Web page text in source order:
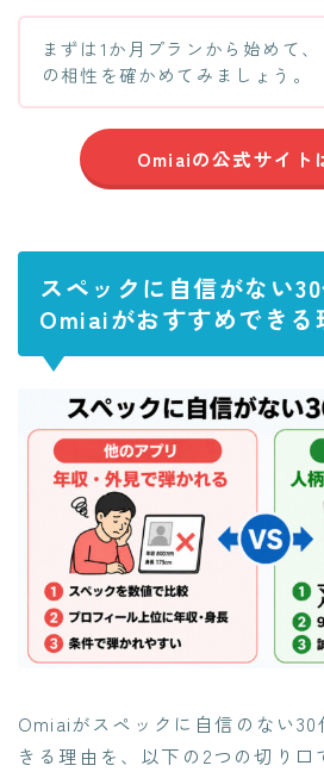
まずは1か月プランから始めて、
の相性を確かめてみましょう。
Omiaiの公式サイト
スペックに自信がない
Omiaiがおすすめできる
Omiaiがスペックに自信のない
きる理由を、以下の2つの切り口